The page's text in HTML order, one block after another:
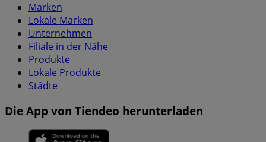
Marken
Lokale Marken
Unternehmen
Filiale in der Nähe
Produkte
Lokale Produkte
Städte
Die App von Tiendeo herunterladen